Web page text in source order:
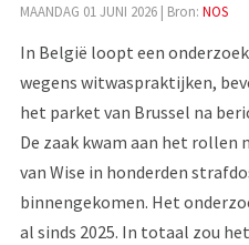
MAANDAG 01 JUNI 2026| Bron: NOS
In België loopt een
wegens witwaspraktijken,
het parket van Brussel na
De zaak kwam aan het rollen
van Wise in honderden
binnengekomen. Het
al sinds 2025. In totaal zou